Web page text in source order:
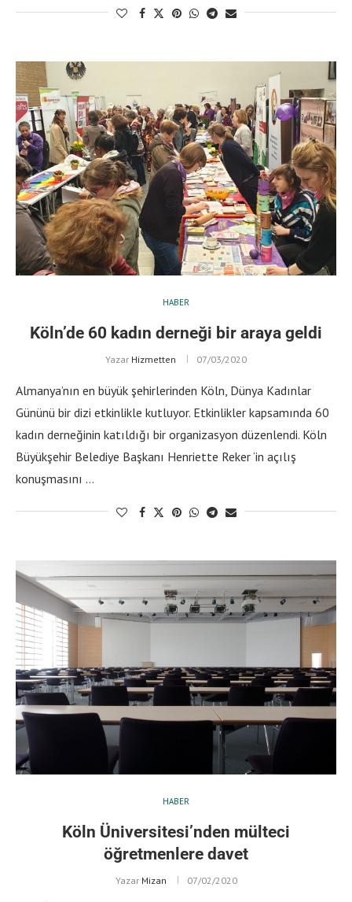
HABER
Köln’de 60 kadın derneği bir araya geldi
Yazar Hizmetten 07/03/2020
Almanya’nın en büyük şehirlerinden Köln, Dünya Kadınlar
Gününü bir dizi etkinlikle kutluyor. Etkinlikler kapsamında 60
kadın derneğinin katıldığı bir organizasyon düzenlendi. Köln
Büyükşehir Belediye Başkanı Henriette Reker ‘in açılış
konuşmasını …
HABER
Köln Üniversitesi’nden mülteci
öğretmenlere davet
Yazar Mizan 07/02/2020